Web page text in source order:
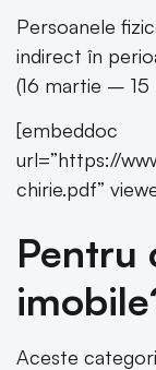
Persoanele
indirect în
(16 martie – 15
[embeddoc
url=”https://
chirie.pdf”
Pentru
Aceste